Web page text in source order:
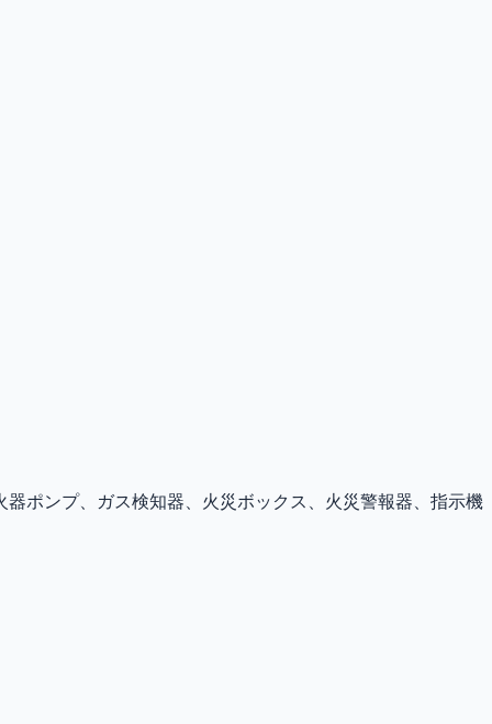
ポンプ、ガス検知器、火災ボックス、火災警報器、指示機